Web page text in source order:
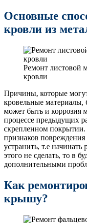
Основные
кровли из
Ремонт листовой
кровли
Причины, которые
кровельные
может быть и коррозия
процессе предыдущих
скрепленном
признаков
устранить, т.е
этого не сделать, то в
дополнительными
Как
крышу?